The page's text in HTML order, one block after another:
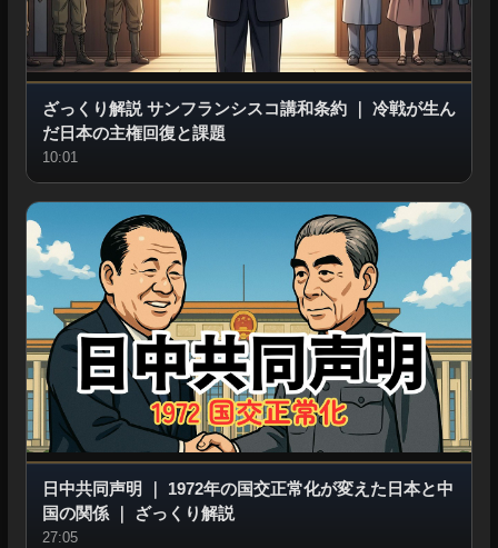
ざっくり解説 サンフランシスコ講和条約｜ 冷戦が生ん
だ日本の主権回復と課題
10:01
日中共同声明
1972年の国交正常化が変えた日本と中
国の関係｜ ざっくり解説
27:05